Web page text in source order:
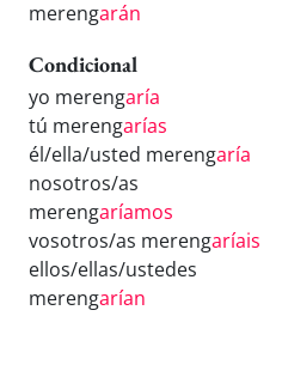
merengarán
Condicional
yo merengaría
tú merengarías
él/ella/usted merengaría
nosotros/as
merengaríamos
vosotros/as merengaríais
ellos/ellas/ustedes
merengarían